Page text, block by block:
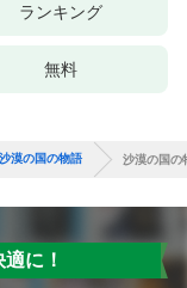
ランキング
無料
沙漠の国の物語 沙漠の国
に！